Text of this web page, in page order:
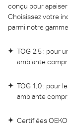
conçu pour
Choisissez votre
parmi notre
TOG 2,5 : pour
ambiante
TOG 1,0 : pour
ambiante
Certifiées